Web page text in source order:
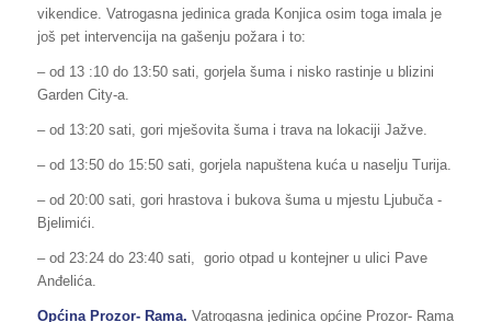
vikendice. Vatrogasna jedinica grada Konjica osim toga imala je
još pet intervencija na gašenju požara i to:
– od 13 :10 do 13:50 sati, gorjela šuma i nisko rastinje u blizini
Garden City-a.
– od 13:20 sati, gori mješovita šuma i trava na lokaciji Jažve.
– od 13:50 do 15:50 sati, gorjela napuštena kuća u naselju Turija.
– od 20:00 sati, gori hrastova i bukova šuma u mjestu Ljubuča -
Bjelimići.
– od 23:24 do 23:40 sati, gorio otpad u kontejner u ulici Pave
Anđelića.
Općina Prozor- Rama. Vatrogasna jedinica općine Prozor- Rama